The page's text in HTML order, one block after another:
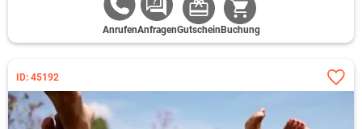
AnrufenAnfragenGutschein Buchung
ID: 45192